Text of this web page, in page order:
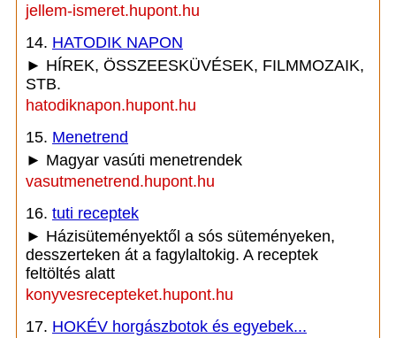
jellem-ismeret.hupont.hu
14. HATODIK NAPON
► HÍREK, ÖSSZEESKÜVÉSEK, FILMMOZAIK,
STB.
hatodiknapon.hupont.hu
15. Menetrend
► Magyar vasúti menetrendek
vasutmenetrend.hupont.hu
16. tuti receptek
► Házisüteményektől a sós süteményeken,
desszerteken át a fagylaltokig. A receptek
feltöltés alatt
konyvesrecepteket.hupont.hu
17. HOKÉV horgászbotok és egyebek...